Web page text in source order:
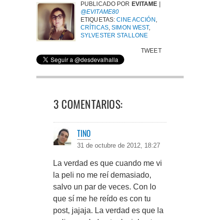
PUBLICADO POR EVITAME
@EVITAME80
ETIQUETAS:CINE ACCIÓN ,
CRÍTICAS,SIMON WEST,
SYLVESTER STALLONE
TWEET
3 COMENTARIOS:
TINO
31 de octubre de 2012, 18:27
La verdad es que cuando me vi
la peli no me reí demasiado,
salvo un par de veces. Con lo
que sí me he reído es con tu
post, jajaja. La verdad es que la